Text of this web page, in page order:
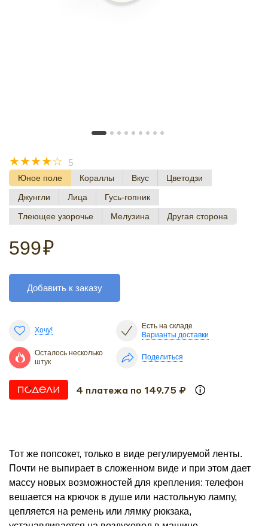
☆
☆
☆
☆
☆ 5
Юное поле Кораллы Вкус
Цветодзи
Джунгли
Лица
Гусь-гопник
Тлеющее узорочье
Мелузина Другая сторона
599₽
Добавить к заказу
Хочу!
Есть на складе
Варианты доставки
Осталось несколько
штук
Поделиться
4 платежа по 149.75 ₽
Тот же попсокет, только в виде регулируемой ленты.
Почти не выпирает в сложенном виде и при этом дает
массу новых возможностей для крепления: телефон
вешается на крючок в душе или настольную лампу,
цепляется на ремень или лямку рюкзака,